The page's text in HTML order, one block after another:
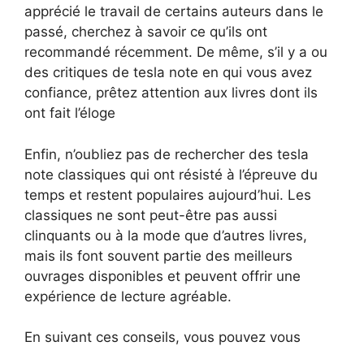
apprécié le travail de certains auteurs dans le
passé, cherchez à savoir ce qu’ils ont
recommandé récemment. De même, s’il y a ou
des critiques de tesla note en qui vous avez
confiance, prêtez attention aux livres dont ils
ont fait l’éloge
Enfin, n’oubliez pas de rechercher des tesla
note classiques qui ont résisté à l’épreuve du
temps et restent populaires aujourd’hui. Les
classiques ne sont peut-être pas aussi
clinquants ou à la mode que d’autres livres,
mais ils font souvent partie des meilleurs
ouvrages disponibles et peuvent offrir une
expérience de lecture agréable.
En suivant ces conseils, vous pouvez vous